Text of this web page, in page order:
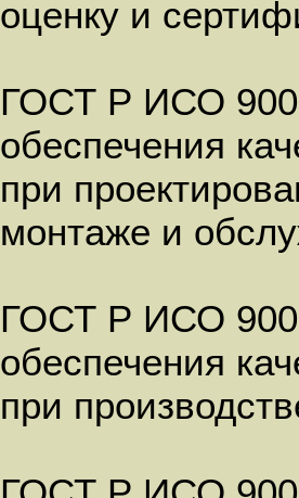
оценку и
ГОСТ Р ИСО
обеспечения
при
монтаже и
ГОСТ Р ИСО
обеспечения
при